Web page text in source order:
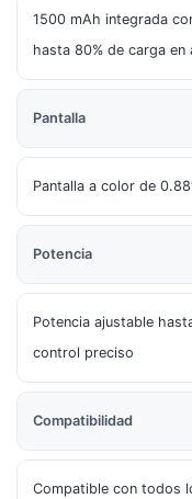
1500 mAh integrada
hasta 80% de carga
Pantalla
Pantalla a color de
Potencia
Potencia ajustable
control preciso
Compatibilidad
Compatible con todos